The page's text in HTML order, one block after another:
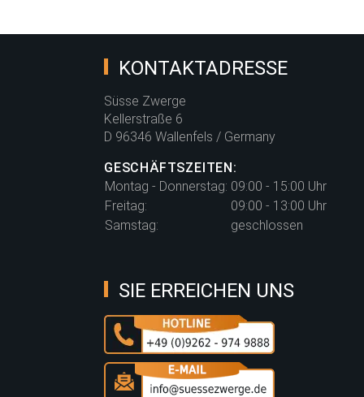
KONTAKTADRESSE
Süsse Zwerge
Kellerstraße 6
D 96346 Wallenfels / Germany
GESCHÄFTSZEITEN:
Montag - Donnerstag: 09:00 - 15:00 Uhr
Freitag:
09:00 - 13:00 Uhr
Samstag:
geschlossen
SIE ERREICHEN UNS